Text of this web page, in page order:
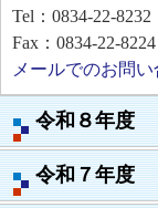
令和８年度
令和７年度
Tel：0834-22-8232
Fax：0834-22-8224
メールでのお問